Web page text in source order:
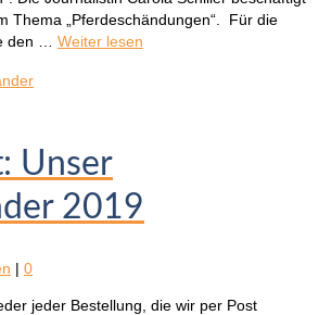
Thema „Pferdeschändungen“. Für die
den … Weiter lesen
Unser
2019
| 0
jeder Bestellung, die wir per Post